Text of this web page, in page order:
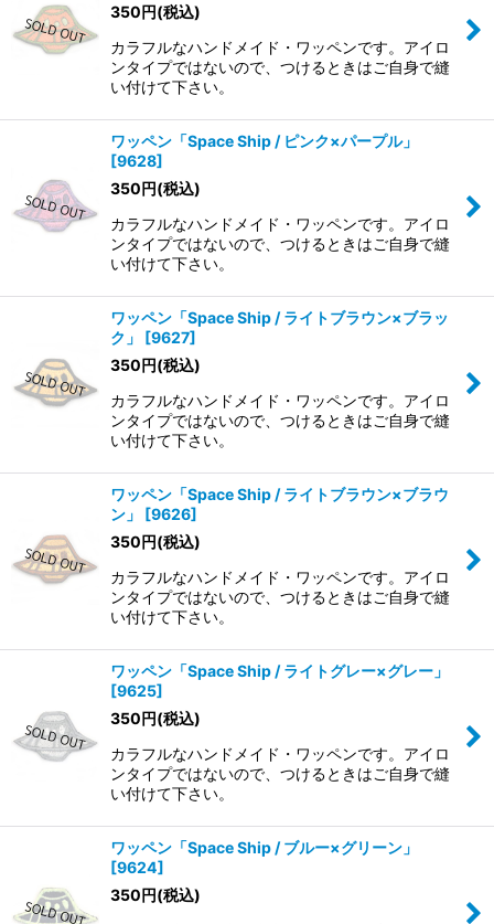
350円(税込)
カラフルなハンドメイド・ワッペンです。アイロ
ンタイプではないので、つけるときはご自身で縫
い付けて下さい。
ワッペン「Space Ship / ピンク×パープル」
[9628]
350円(税込)
カラフルなハンドメイド・ワッペンです。アイロ
ンタイプではないので、つけるときはご自身で縫
い付けて下さい。
ワッペン「Space Ship / ライトブラウン×ブラッ
ク」
[9627]
350円(税込)
カラフルなハンドメイド・ワッペンです。アイロ
ンタイプではないので、つけるときはご自身で縫
い付けて下さい。
ワッペン「Space Ship / ライトブラウン×ブラウ
ン」
[9626]
350円(税込)
カラフルなハンドメイド・ワッペンです。アイロ
ンタイプではないので、つけるときはご自身で縫
い付けて下さい。
ワッペン「Space Ship / ライトグレー×グレー」
[9625]
350円(税込)
カラフルなハンドメイド・ワッペンです。アイロ
ンタイプではないので、つけるときはご自身で縫
い付けて下さい。
ワッペン「Space Ship / ブルー×グリーン」
[9624]
350円(税込)